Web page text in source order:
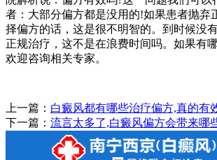
者：大部分偏方都是没用的!如果患者抛弃
择偏方的话，这是很不明智的。到时候没
正规治疗，这不是在浪费时间吗。如果有
欢迎咨询相关专家。
上一篇： 白癜风都有哪些治疗偏方,真的有
下一篇： 流言太多了,白癜风偏方会带来哪